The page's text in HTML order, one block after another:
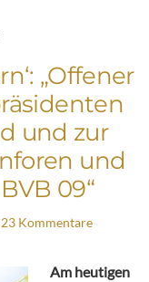
„Offener
und zur
und
09“
23 Kommentare
Am heutigen